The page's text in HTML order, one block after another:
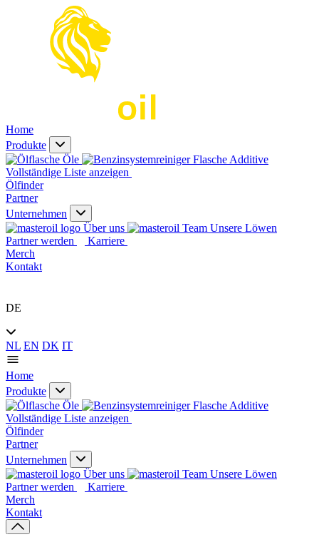
Home
Produkte
Öle
Additive
Vollständige Liste anzeigen
Ölfinder
Partner
Unternehmen
Über uns
Unsere Löwen
Partner werden
Karriere
Merch
Kontakt
DE
NL EN DK IT
Home
Produkte
Öle
Additive
Vollständige Liste anzeigen
Ölfinder
Partner
Unternehmen
Über uns
Unsere Löwen
Partner werden
Karriere
Merch
Kontakt